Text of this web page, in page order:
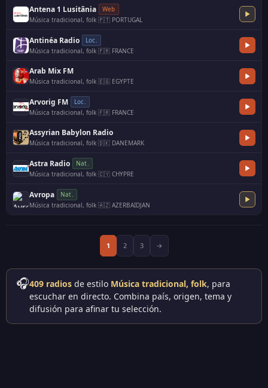
Antena 1 Lusitânia
Web
Música tradicional, folk·🇵🇹 PORTUGAL
Antinéa Radio
Loc.
Música tradicional, folk·🇫🇷 FRANCE·
Arab Mix FM
Música tradicional, folk·🇪🇬 EGYPTE
Arvorig FM
Loc.
Música tradicional, folk·🇫🇷 FRANCE·
Assyrian Babylon Radio
Música tradicional, folk·🇩🇰 DANEMARK
Astra Radio
Nat.
Música tradicional, folk·🇨🇾 CHYPRE
Avropa
Nat.
Música tradicional, folk·🇦🇿 AZERBAIDJAN
1 2 3 →
🎧409 radios de estilo Música tradicional, folk, para
escuchar en directo. Combina país, origen, tema y
difusión para afinar tu selección.